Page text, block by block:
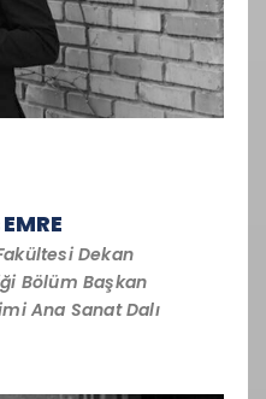
Dekan
Bölüm Başkan
Ana Sanat Dalı